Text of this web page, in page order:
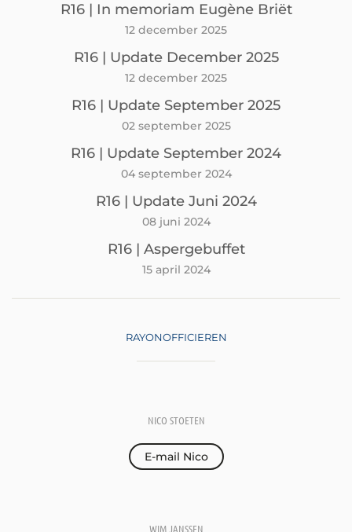
R16 | In memoriam Eugène Briët
12 december 2025
R16 | Update December 2025
12 december 2025
R16 | Update September 2025
02 september 2025
R16 | Update September 2024
04 september 2024
R16 | Update Juni 2024
08 juni 2024
R16 | Aspergebuffet
15 april 2024
RAYONOFFICIEREN
NICO STOETEN
E-mail Nico
WIM JANSSEN